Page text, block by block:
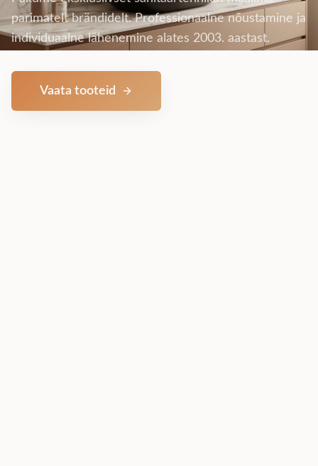
parimatelt brändidelt. Professionaalne nõustamine ja
individuaalne lähenemine alates 2003. aastast.
Vaata tooteid